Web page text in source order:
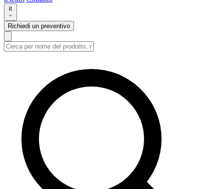
it
Richiedi un preventivo